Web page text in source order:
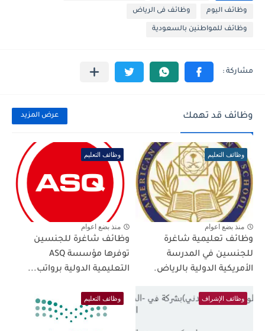
وظائف اليوم وظائف فى الرياض
وظائف للمواطنين بالسعودية
وظائف قد تهمك عرض المزيد
وظائف التعليم
منذ بضع اعوام
وظائف تعليمية شاغرة
للجنسين في المدرسة
الأمريكية الدولية بالرياض.
وظائف التعليم
منذ بضع اعوام
وظائف شاغرة للجنسين
توفرها مؤسسة ASQ
التعليمية الدولية برواتب...
وظائف الإشراف وظائف التعليم